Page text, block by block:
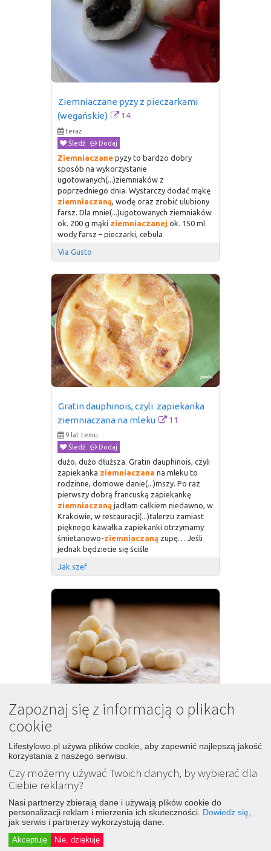
Ziemniaczane pyzy z pieczarkami
(wegańskie)
14
teraz
Śledź
Dodaj
Ziemniaczane pyzy to bardzo dobry
sposób na wykorzystanie
ugotowanych(...)ziemniaków z
poprzedniego dnia. Wystarczy dodać mąkę
ziemniaczaną , wodę oraz zrobić ulubiony
farsz. Dla mnie(...)ugotowanych ziemniaków
ok. 200 g mąki ziemniaczanej ok. 150 ml
wody farsz – pieczarki, cebula
Via Gusto
Gratin dauphinois, czyli  zapiekanka
ziemniaczana na mleku
11
9 lat temu
Śledź
Dodaj
dużo, dużo dłuższa. Gratin dauphinois, czyli
zapiekanka ziemniaczana na mleku to
rodzinne, domowe danie(...)mszy. Po raz
pierwszy dobrą francuską zapiekankę
ziemniaczaną jadłam całkiem niedawno, w
Krakowie, w restauracji(...)talerzu zamiast
pięknego kawałka zapiekanki otrzymamy
śmietanowo-ziemniaczaną zupę… Jeśli
jednak będziecie się ściśle
Jak szef
Kluski ziemniaczane 6
Śledź
Dodaj
Opis Kluski
ziemniaczaneto tradycyjne szare kluski
pochodzące z Wielkopolski.
mąkiziemniaczanej2/3 mąki gryczanej
Sposób przygotowania: Ziemniaki obieramy
i ścieramy(...)minutach od
wypłynięcia.Artykuł Kluski
Zapoznaj się z informacją o plikach
cookie
Lifestylowo.pl używa plików cookie, aby zapewnić najlepszą jakość
korzystania z naszego serwisu.
Czy możemy używać Twoich danych, by wybierać dla
Ciebie reklamy?
Nasi partnerzy zbierają dane i używają plików cookie do
personalizacji reklam i mierzenia ich skuteczności. Dowiedz się
jak serwis i partnerzy wykorzystują dane.
Akceptuję Nie, dziękuję